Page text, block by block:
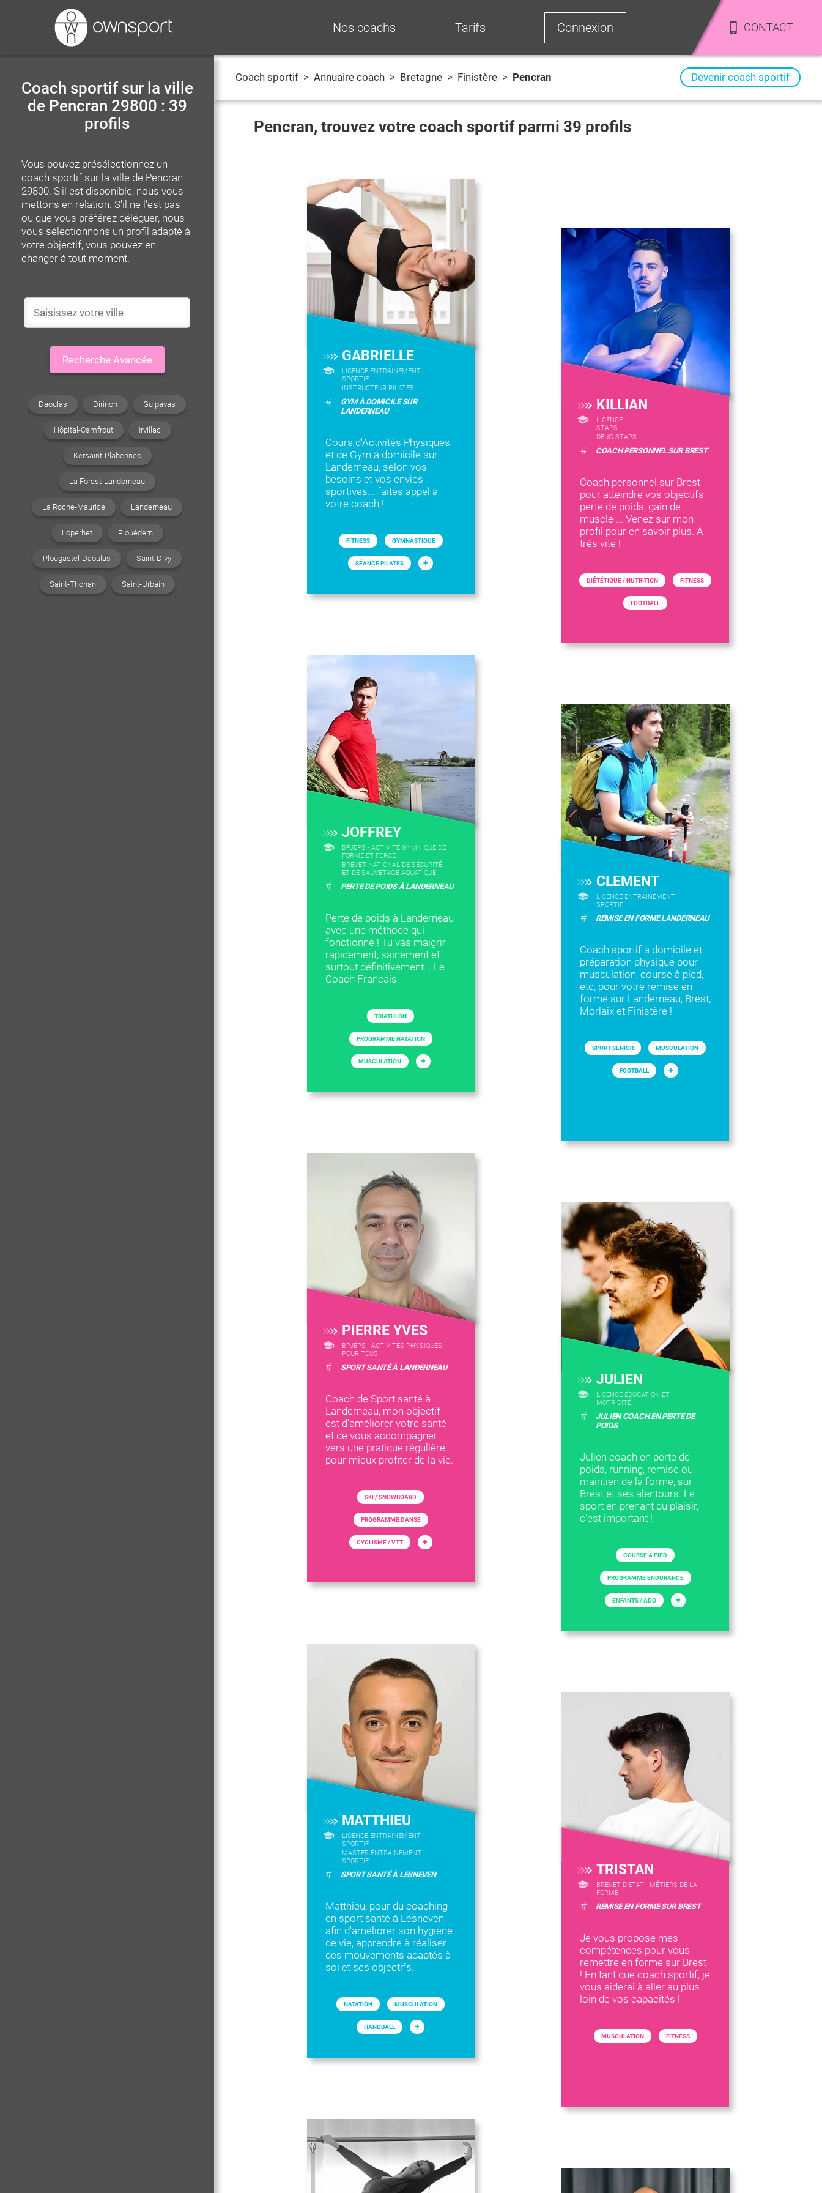
Nos coachs Tarifs Connexion CONTACT
Coach sportif sur la ville
de Pencran 29800 : 39
profils
Vous pouvez présélectionnez un
coach sportif sur la ville de Pencran
29800. S'il est disponible, nous vous
mettons en relation. S'il ne l'est pas
ou que vous préférez déléguer, nous
vous sélectionnons un profil adapté à
votre objectif, vous pouvez en
changer à tout moment.
Recherche Avancée
Daoulas Dirinon Guipavas
Hôpital-Camfrout Irvillac
Kersaint-Plabennec
La Forest-Landerneau
La Roche-Maurice Landerneau
Loperhet Plouédern
Plougastel-Daoulas Saint-Divy
Saint-Thonan Saint-Urbain
Coach sportif > Annuaire coach > Bretagne > Finistère > Pencran Devenir coach sportif
Pencran, trouvez votre coach sportif parmi 39 profils
GABRIELLE
LICENCE ENTRAINEMENT
SPORTIF
INSTRUCTEUR PILATES
#
GYM À DOMICILE SUR
LANDERNEAU
Cours d'Activités Physiques
et de Gym à domicile sur
Landerneau, selon vos
besoins et vos envies
sportives... faites appel à
votre coach !
FITNESS GYMNASTIQUE
SÉANCE PILATES +
KILLIAN
LICENCE
STAPS
DEUG STAPS
# COACH PERSONNEL SUR BREST
Coach personnel sur Brest
pour atteindre vos objectifs,
perte de poids, gain de
muscle ... Venez sur mon
profil pour en savoir plus. A
très vite !
DIÉTÉTIQUE / NUTRITION FITNESS
FOOTBALL
JOFFREY
BPJEPS - ACTIVITÉ GYMNIQUE DE
FORME ET FORCE
BREVET NATIONAL DE SÉCURITÉ
ET DE SAUVETAGE AQUATIQUE
# PERTE DE POIDS À LANDERNEAU
Perte de poids à Landerneau
avec une méthode qui
fonctionne ! Tu vas maigrir
rapidement, sainement et
surtout définitivement... Le
Coach Francais
TRIATHLON
PROGRAMME NATATION
MUSCULATION +
CLEMENT
LICENCE ENTRAINEMENT
SPORTIF
# REMISE EN FORME LANDERNEAU
Coach sportif à domicile et
préparation physique pour
musculation, course à pied,
etc, pour votre remise en
forme sur Landerneau, Brest,
Morlaix et Finistère !
SPORT SENIOR MUSCULATION
FOOTBALL +
PIERRE YVES
BPJEPS - ACTIVITÉS PHYSIQUES
POUR TOUS
# SPORT SANTÉ À LANDERNEAU
Coach de Sport santé à
Landerneau, mon objectif
est d'améliorer votre santé
et de vous accompagner
vers une pratique régulière
pour mieux profiter de la vie.
SKI / SNOWBOARD
PROGRAMME DANSE
CYCLISME / VTT +
JULIEN
LICENCE ÉDUCATION ET
MOTRICITÉ
#
JULIEN COACH EN PERTE DE
POIDS
Julien coach en perte de
poids, running, remise ou
maintien de la forme, sur
Brest et ses alentours. Le
sport en prenant du plaisir,
c'est important !
COURSE À PIED
PROGRAMME ENDURANCE
ENFANTS / ADO +
MATTHIEU
LICENCE ENTRAINEMENT
SPORTIF
MASTER ENTRAINEMENT
SPORTIF
# SPORT SANTÉ À LESNEVEN
Matthieu, pour du coaching
en sport santé à Lesneven,
afin d'améliorer son hygiène
de vie, apprendre à réaliser
des mouvements adaptés à
soi et ses objectifs.
NATATION MUSCULATION
HANDBALL +
TRISTAN
BREVET D'ETAT - MÉTIERS DE LA
FORME
# REMISE EN FORME SUR BREST
Je vous propose mes
compétences pour vous
remettre en forme sur Brest
! En tant que coach sportif, je
vous aiderai à aller au plus
loin de vos capacités !
MUSCULATION FITNESS